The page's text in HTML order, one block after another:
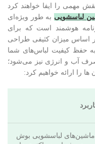
مهمی را ایفا خواهند کرد
لباسشویی به طور ویژه‌ای
توجه شود. این مدل دارای 14 برنامه هوشمند است که برای
اساس میزان کثیفی طراحی
به حفظ کیفیت لباس‌های شما
آب و انرژی نیز می‌شود؛
را ارائه خواهیم کرد:
ماشین‌های لباسشویی بوش